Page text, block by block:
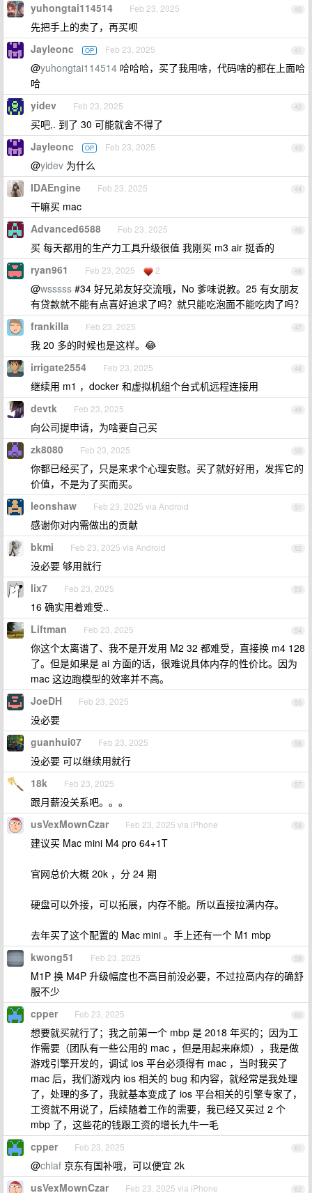
40
yuhongtai114514 Feb 23, 2025
先把手上的卖了，再买呗
41
Jayleonc OP Feb 23, 2025
@yuhongtai114514 哈哈哈，买了我用啥，代码啥的都在上面哈
哈
42
yidev Feb 23, 2025
买吧,. 到了 30 可能就舍不得了
43
Jayleonc OP Feb 23, 2025
@yidev 为什么
44
IDAEngine Feb 23, 2025
干嘛买 mac
45
Advanced6588 Feb 23, 2025
买 每天都用的生产力工具升级很值 我刚买 m3 air 挺香的
46
ryan961 Feb 23, 2025 2
@wsssss #34 好兄弟友好交流哦，No 爹味说教。25 有女朋友
有贷款就不能有点喜好追求了吗？就只能吃泡面不能吃肉了吗？
47
frankilla Feb 23, 2025
我 20 多的时候也是这样。😂
48
irrigate2554 Feb 23, 2025
继续用 m1 ，docker 和虚拟机组个台式机远程连接用
49
devtk Feb 23, 2025
向公司提申请，为啥要自己买
50
zk8080 Feb 23, 2025
你都已经买了，只是来求个心理安慰。买了就好好用，发挥它的
价值，不是为了买而买。
51
leonshaw Feb 23, 2025 via Android
感谢你对内需做出的贡献
52
bkmi Feb 23, 2025 via Android
没必要 够用就行
53
lix7 Feb 23, 2025
16 确实用着难受..
54
Liftman Feb 23, 2025
你这个太离谱了、我不是开发用 M2 32 都难受，直接换 m4 128
了。但是如果是 ai 方面的话，很难说具体内存的性价比。因为
mac 这边跑模型的效率并不高。
55
JoeDH Feb 23, 2025
没必要
56
guanhui07 Feb 23, 2025
没必要 可以继续用就行
57
18k Feb 23, 2025
跟月薪没关系吧。。。
58
usVexMownCzar Feb 23, 2025 via iPhone
建议买 Mac mini M4 pro 64+1T
官网总价大概 20k ，分 24 期
硬盘可以外接，可以拓展，内存不能。所以直接拉满内存。
去年买了这个配置的 Mac mini 。手上还有一个 M1 mbp
59
kwong51 Feb 23, 2025
M1P 换 M4P 升级幅度也不高目前没必要，不过拉高内存的确舒
服不少
60
cpper Feb 23, 2025
想要就买就行了；我之前第一个 mbp 是 2018 年买的；因为工
作需要（团队有一些公用的 mac ，但是用起来麻烦），我是做
游戏引擎开发的，调试 ios 平台必须得有 mac ，当时我买了
mac 后，我们游戏内 ios 相关的 bug 和内容，就经常是我处理
了，处理的多了，我就基本变成了 ios 平台相关的引擎专家了，
工资就不用说了，后续随着工作的需要，我已经又买过 2 个
mbp 了，这些花的钱跟工资的增长九牛一毛
61
cpper Feb 23, 2025
@chiaf 京东有国补哦，可以便宜 2k
62
usVexMownCzar Feb 23, 2025 via iPhone